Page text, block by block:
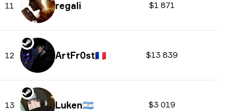
11 regali $1 871
12 ArtFr0st🇫🇷 $13 839
13 Luken🇦🇷 $3 019